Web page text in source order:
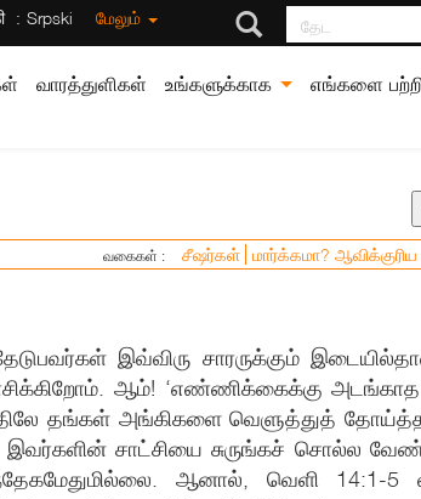
Srpski மேலும் தேட
வாரத்துளிகள் உங்களுக்காக எங்களை
வகைகள் : சீஷர்கள் மார்க்கமா?
இவ்விரு சாரருக்கும்
ஆம்! ‘எண்ணிக்கைக்கு அடங்காத’
தங்கள் அங்கிகளை வெளுத்துத்
இவர்களின் சாட்சியை சுருங்கச் சொல்ல
ஆனால், வெளி 14:1-5